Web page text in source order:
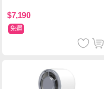
$7,190
免運